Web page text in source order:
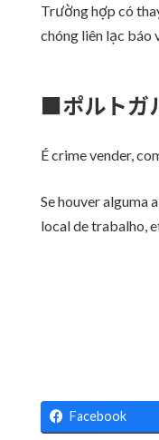
Trường hợp có
chóng liên lạc báo
■ポルトガ
É crime vender,
Se houver alguma
local de trabalho,
Facebook